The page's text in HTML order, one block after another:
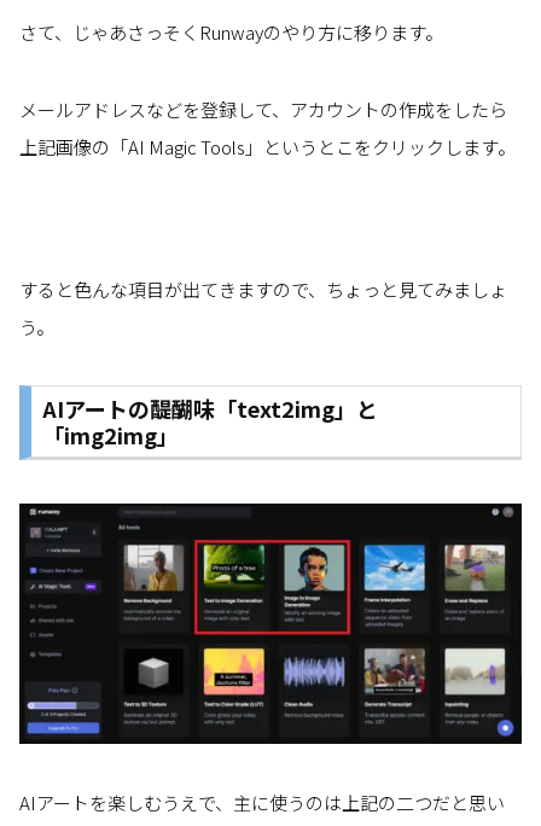
さて、じゃあさっそくRunwayのやり方に移ります。
メールアドレスなどを登録して、アカウントの作成をしたら
上記画像の「AI Magic Tools」というとこをクリックします。
すると色んな項目が出てきますので、ちょっと見てみましょ
う。
AIアートの醍醐味「text2img」と
「img2img」
AIアートを楽しむうえで、主に使うのは上記の二つだと思い